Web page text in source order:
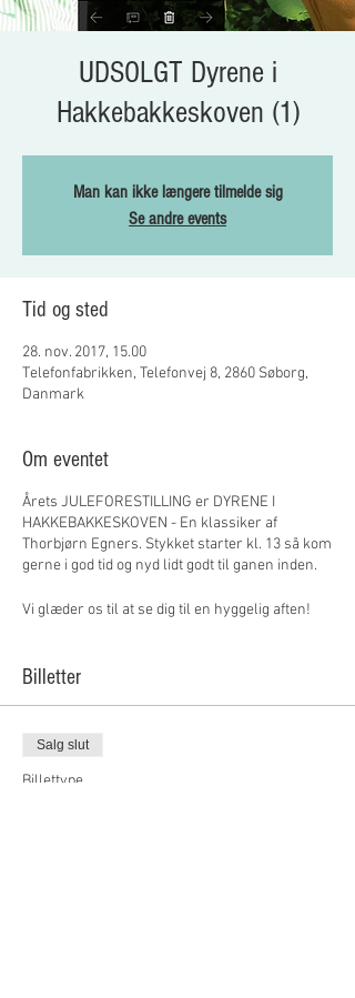
UDSOLGT Dyrene i
Hakkebakkeskoven (1)
Man kan ikke længere tilmelde sig
Se andre events
Tid og sted
28. nov. 2017, 15.00
Telefonfabrikken, Telefonvej 8, 2860 Søborg,
Danmark
Om eventet
Årets JULEFORESTILLING er DYRENE I
HAKKEBAKKESKOVEN - En klassiker af
Thorbjørn Egners. Stykket starter kl. 13 så kom
gerne i god tid og nyd lidt godt til ganen inden.
Vi glæder os til at se dig til en hyggelig aften!
Billetter
Salg slut
Billettype